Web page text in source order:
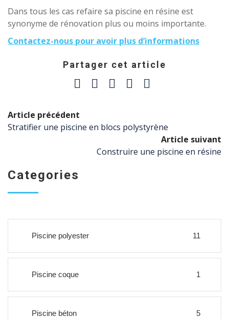
Dans tous les cas refaire sa piscine en résine est
synonyme de rénovation plus ou moins importante.
Contactez-nous pour avoir plus d’informations
Partager cet article
Article précédent
Stratifier une piscine en blocs polystyrène
Article suivant
Construire une piscine en résine
Categories
Piscine polyester 11
Piscine coque 1
Piscine béton 5